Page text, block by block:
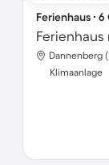
Ferienhaus ∙
Ferienhaus
Dannenberg
Klimaanlage